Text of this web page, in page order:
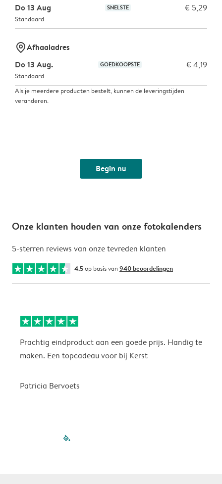
Do 13 Aug SNELSTE € 5,29
Standaard
marker-pinAfhaaladres
Do 13 Aug.
GOEDKOOPSTE € 4,19
Standaard
Als je meerdere producten bestelt, kunnen de leveringstijden
veranderen.
Begin nu
Onze klanten houden van onze fotokalenders
5-sterren reviews van onze tevreden klanten
4.5op basis van 940 beoordelingen
Prachtig eindproduct aan een goede prijs. Handig te
maken. Een topcadeau voor bij Kerst
Patricia Bervoets
filled-pagination